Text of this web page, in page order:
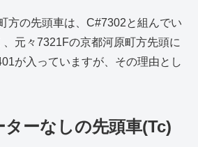
方の先頭車は、C#7302と組んでい
元々7321Fの京都河原町方先頭に
が入っていますが、その理由とし
ターなしの先頭車(Tc)